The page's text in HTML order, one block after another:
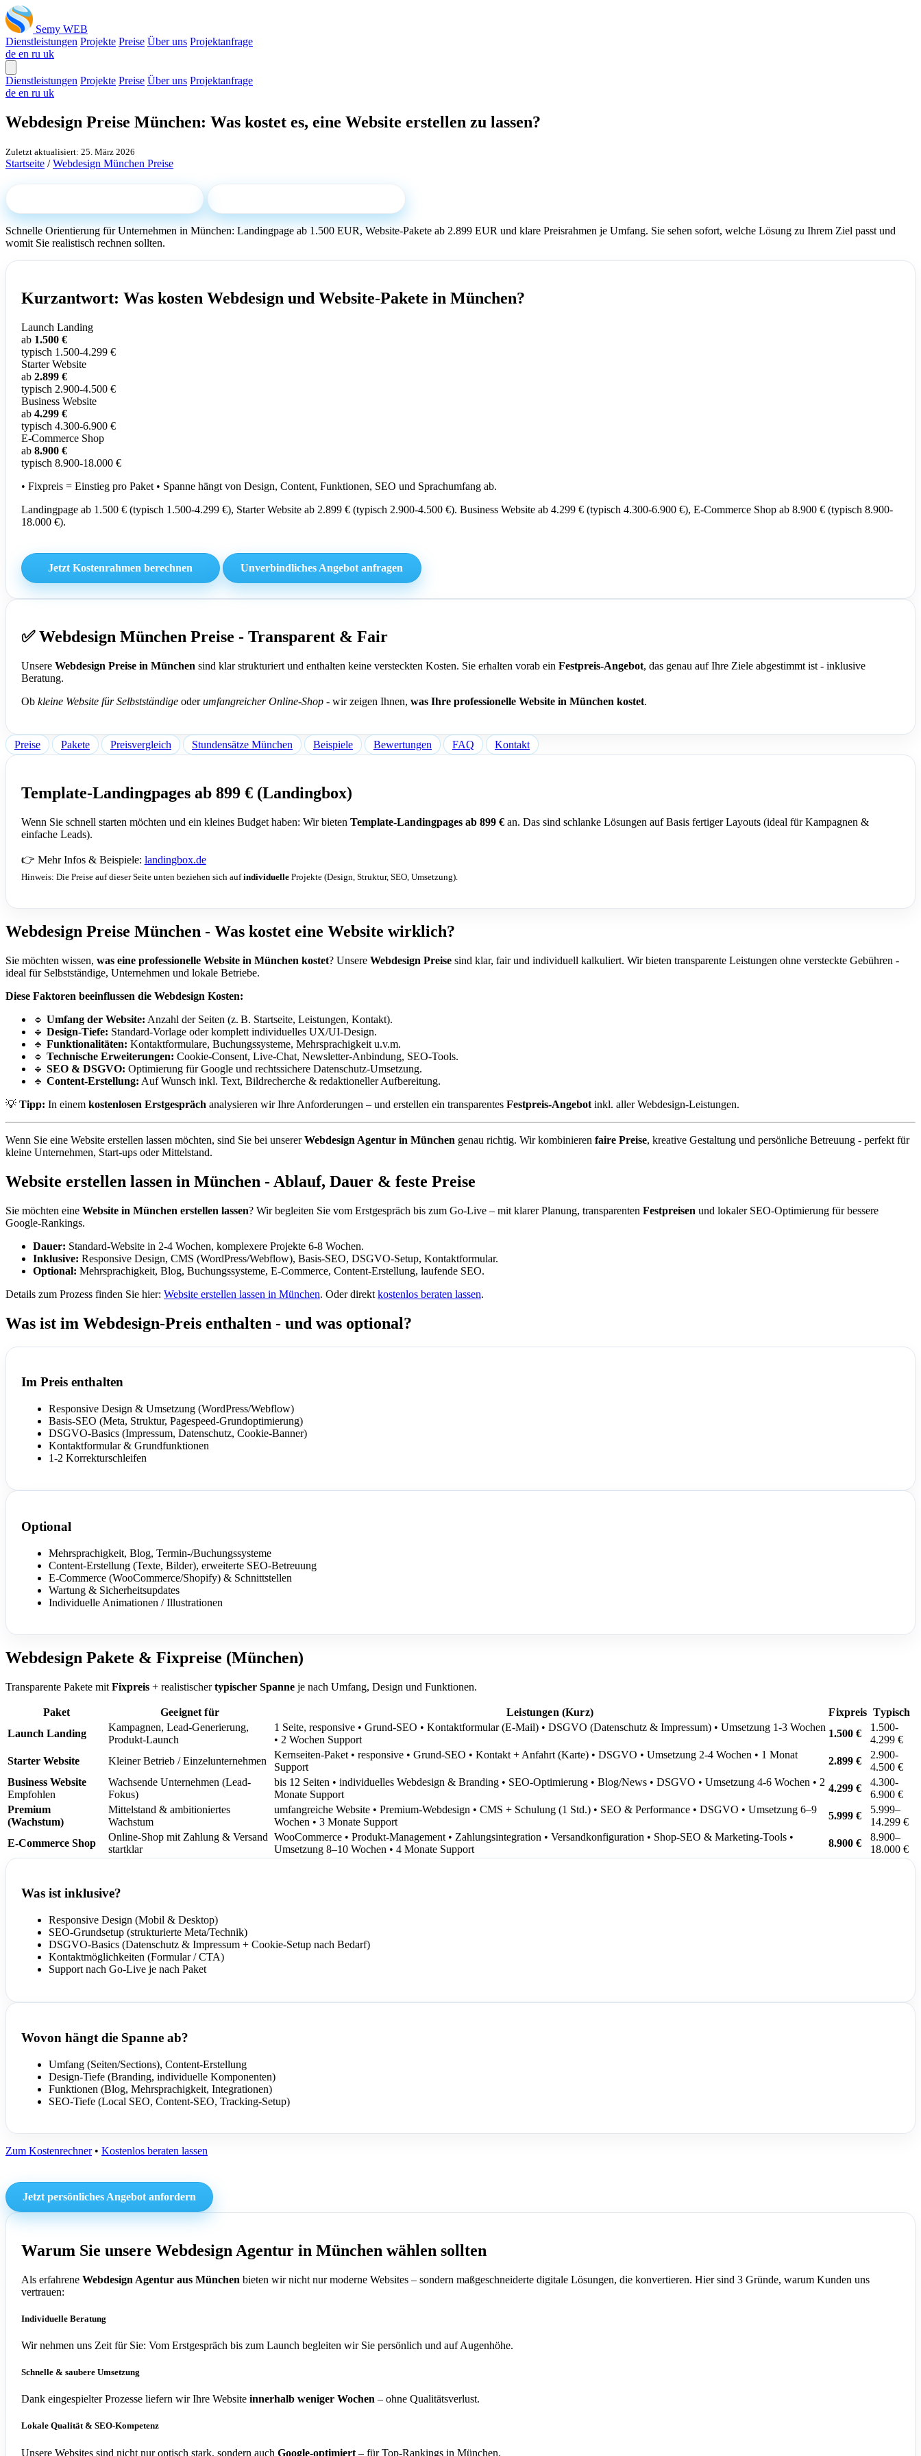
Semy WEB
Dienstleistungen Projekte Preise Über uns Projektanfrage
de en ru uk
Dienstleistungen Projekte Preise Über uns Projektanfrage
de en ru uk
Webdesign Preise München: Was kostet es, eine Website erstellen zu lassen?
Zuletzt aktualisiert: 25. März 2026
Startseite / Webdesign München Preise
Schnelle Orientierung für Unternehmen in München: Landingpage ab 1.500 EUR, Website-Pakete ab 2.899 EUR und klare Preisrahmen je Umfang. Sie sehen sofort, welche Lösung zu Ihrem Ziel passt und
womit Sie realistisch rechnen sollten.
Kurzantwort: Was kosten Webdesign und Website-Pakete in München?
Launch Landing
ab 1.500 €
typisch 1.500-4.299 €
Starter Website
ab 2.899 €
typisch 2.900-4.500 €
Business Website
ab 4.299 €
typisch 4.300-6.900 €
E-Commerce Shop
ab 8.900 €
typisch 8.900-18.000 €
• Fixpreis = Einstieg pro Paket • Spanne hängt von Design, Content, Funktionen, SEO und Sprachumfang ab.
Landingpage ab 1.500 € (typisch 1.500-4.299 €), Starter Website ab 2.899 € (typisch 2.900-4.500 €). Business Website ab 4.299 € (typisch 4.300-6.900 €), E-Commerce Shop ab 8.900 € (typisch 8.900-
18.000 €).
Jetzt Kostenrahmen berechnen Unverbindliches Angebot anfragen
✅ Webdesign München Preise - Transparent & Fair
Unsere Webdesign Preise in München sind klar strukturiert und enthalten keine versteckten Kosten. Sie erhalten vorab ein Festpreis-Angebot, das genau auf Ihre Ziele abgestimmt ist - inklusive
Beratung.
Ob kleine Website für Selbstständigeoderumfangreicher Online-Shop- wir zeigen Ihnen, was Ihre professionelle Website in München kostet.
Preise Pakete Preisvergleich Stundensätze München Beispiele Bewertungen FAQ Kontakt
Template-Landingpages ab 899 € (Landingbox)
Wenn Sie schnell starten möchten und ein kleines Budget haben: Wir bieten Template-Landingpages ab 899 €an. Das sind schlanke Lösungen auf Basis fertiger Layouts (ideal für Kampagnen &
einfache Leads).
👉 Mehr Infos & Beispiele: landingbox.de
Hinweis: Die Preise auf dieser Seite unten beziehen sich aufindividuelleProjekte (Design, Struktur, SEO, Umsetzung).
Webdesign Preise München - Was kostet eine Website wirklich?
Sie möchten wissen, was eine professionelle Website in München kostet? Unsere Webdesign Preise sind klar, fair und individuell kalkuliert. Wir bieten transparente Leistungen ohne versteckte Gebühren -
ideal für Selbstständige, Unternehmen und lokale Betriebe.
Diese Faktoren beeinflussen die Webdesign Kosten:
🔹 Umfang der Website: Anzahl der Seiten (z. B. Startseite, Leistungen, Kontakt).
🔹 Design-Tiefe: Standard-Vorlage oder komplett individuelles UX/UI-Design.
🔹 Funktionalitäten: Kontaktformulare, Buchungssysteme, Mehrsprachigkeit u.v.m.
🔹 Technische Erweiterungen: Cookie-Consent, Live-Chat, Newsletter-Anbindung, SEO-Tools.
🔹 SEO & DSGVO: Optimierung für Google und rechtssichere Datenschutz-Umsetzung.
🔹 Content-Erstellung: Auf Wunsch inkl. Text, Bildrecherche & redaktioneller Aufbereitung.
💡 Tipp: In einem kostenlosen Erstgespräch analysieren wir Ihre Anforderungen – und erstellen ein transparentes Festpreis-Angebot inkl. aller Webdesign-Leistungen.
Wenn Sie eine Website erstellen lassen möchten, sind Sie bei unsererWebdesign Agentur in München genau richtig. Wir kombinieren faire Preise, kreative Gestaltung und persönliche Betreuung - perfekt für
kleine Unternehmen, Start-ups oder Mittelstand.
Website erstellen lassen in München - Ablauf, Dauer & feste Preise
Sie möchten eine Website in München erstellen lassen? Wir begleiten Sie vom Erstgespräch bis zum Go-Live – mit klarer Planung, transparenten Festpreisen und lokaler SEO-Optimierung für bessere
Google-Rankings.
Dauer: Standard-Website in 2-4 Wochen, komplexere Projekte 6-8 Wochen.
Inklusive: Responsive Design, CMS (WordPress/Webflow), Basis-SEO, DSGVO-Setup, Kontaktformular.
Optional: Mehrsprachigkeit, Blog, Buchungssysteme, E-Commerce, Content-Erstellung, laufende SEO.
Details zum Prozess finden Sie hier: Website erstellen lassen in München. Oder direkt kostenlos beraten lassen.
Was ist im Webdesign-Preis enthalten - und was optional?
Im Preis enthalten
Responsive Design & Umsetzung (WordPress/Webflow)
Basis-SEO (Meta, Struktur, Pagespeed-Grundoptimierung)
DSGVO-Basics (Impressum, Datenschutz, Cookie-Banner)
Kontaktformular & Grundfunktionen
1-2 Korrekturschleifen
Optional
Mehrsprachigkeit, Blog, Termin-/Buchungssysteme
Content-Erstellung (Texte, Bilder), erweiterte SEO-Betreuung
E-Commerce (WooCommerce/Shopify) & Schnittstellen
Wartung & Sicherheitsupdates
Individuelle Animationen / Illustrationen
Webdesign Pakete & Fixpreise (München)
Transparente Pakete mit Fixpreis + realistischertypischer Spanne je nach Umfang, Design und Funktionen.
Paket Geeignet für Leistungen (Kurz) Fixpreis Typisch
Launch Landing
Kampagnen, Lead-Generierung,
Produkt-Launch
1 Seite, responsive • Grund-SEO • Kontaktformular (E-Mail) • DSGVO (Datenschutz & Impressum) • Umsetzung 1-3 Wochen
• 2 Wochen Support
1.500 €
1.500-
4.299 €
Starter Website
Kleiner Betrieb / Einzelunternehmen
Kernseiten-Paket • responsive • Grund-SEO • Kontakt + Anfahrt (Karte) • DSGVO • Umsetzung 2-4 Wochen • 1 Monat
Support
2.899 €
2.900-
4.500 €
Business Website
Empfohlen
Wachsende Unternehmen (Lead-
Fokus)
bis 12 Seiten • individuelles Webdesign & Branding • SEO-Optimierung • Blog/News • DSGVO • Umsetzung 4-6 Wochen • 2
Monate Support
4.299 €
4.300-
6.900 €
Premium
(Wachstum)
Mittelstand & ambitioniertes
Wachstum
umfangreiche Website • Premium-Webdesign • CMS + Schulung (1 Std.) • SEO & Performance • DSGVO • Umsetzung 6–9
Wochen • 3 Monate Support
5.999 €
5.999–
14.299 €
E-Commerce Shop
Online-Shop mit Zahlung & Versand
startklar
WooCommerce • Produkt-Management • Zahlungsintegration • Versandkonfiguration • Shop-SEO & Marketing-Tools •
Umsetzung 8–10 Wochen • 4 Monate Support
8.900 €
8.900–
18.000 €
Was ist inklusive?
Responsive Design (Mobil & Desktop)
SEO-Grundsetup (strukturierte Meta/Technik)
DSGVO-Basics (Datenschutz & Impressum + Cookie-Setup nach Bedarf)
Kontaktmöglichkeiten (Formular / CTA)
Support nach Go-Live je nach Paket
Wovon hängt die Spanne ab?
Umfang (Seiten/Sections), Content-Erstellung
Design-Tiefe (Branding, individuelle Komponenten)
Funktionen (Blog, Mehrsprachigkeit, Integrationen)
SEO-Tiefe (Local SEO, Content-SEO, Tracking-Setup)
Zum Kostenrechner• Kostenlos beraten lassen
Jetzt persönliches Angebot anfordern
Warum Sie unsere Webdesign Agentur in München wählen sollten
Als erfahrene Webdesign Agentur aus München bieten wir nicht nur moderne Websites – sondern maßgeschneiderte digitale Lösungen, die konvertieren. Hier sind 3 Gründe, warum Kunden uns
vertrauen:
Individuelle Beratung
Wir nehmen uns Zeit für Sie: Vom Erstgespräch bis zum Launch begleiten wir Sie persönlich und auf Augenhöhe.
Schnelle & saubere Umsetzung
Dank eingespielter Prozesse liefern wir Ihre Website innerhalb weniger Wochen – ohne Qualitätsverlust.
Lokale Qualität & SEO-Kompetenz
Unsere Websites sind nicht nur optisch stark, sondern auch Google-optimiert– für Top-Rankings in München.